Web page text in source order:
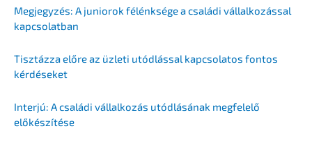
Megjegy­zés: A junior­ok félénk­sé­ge a csalá­di vállal­ko­zás­sal
kapcsolatban
Tisztáz­za előre az üzleti utódlás­sal kapcso­la­tos fontos
kérdéseket
Inter­jú: A csalá­di vállal­ko­zás utódlá­sá­nak megfelelő
előkészítése